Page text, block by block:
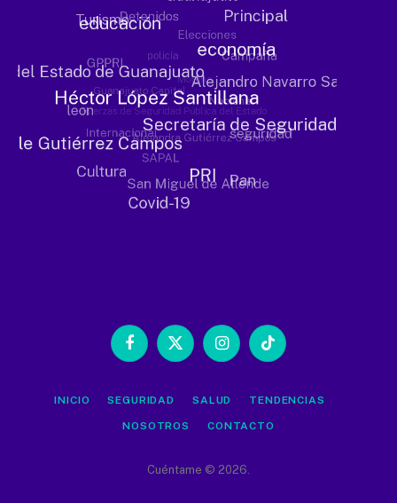
Facebook
X
InstagramTikTok
INICIO SEGURIDAD SALUD TENDENCIAS
NOSOTROS CONTACTO
Cuéntame © 2026.